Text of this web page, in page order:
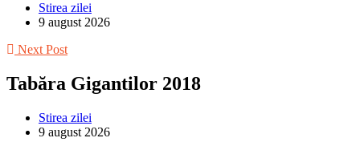
Stirea zilei
9 august 2026
Next Post
Tabăra Gigantilor 2018
Stirea zilei
9 august 2026